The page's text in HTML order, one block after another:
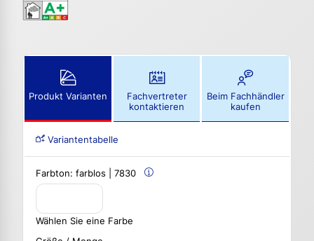
Produkt Varianten
Fachvertreter
kontaktieren
Beim Fachhändler
kaufen
Variantentabelle
Farbton: farblos | 7830
Wählen Sie eine Farbe